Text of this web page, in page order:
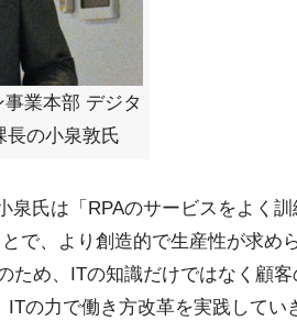
業本部 デジタ
長の小泉敦氏
泉氏は「RPAのサービスをよく
で、より創造的で生産性が求め
ため、ITの知識だけではなく顧
の力で働き方改革を実践してい